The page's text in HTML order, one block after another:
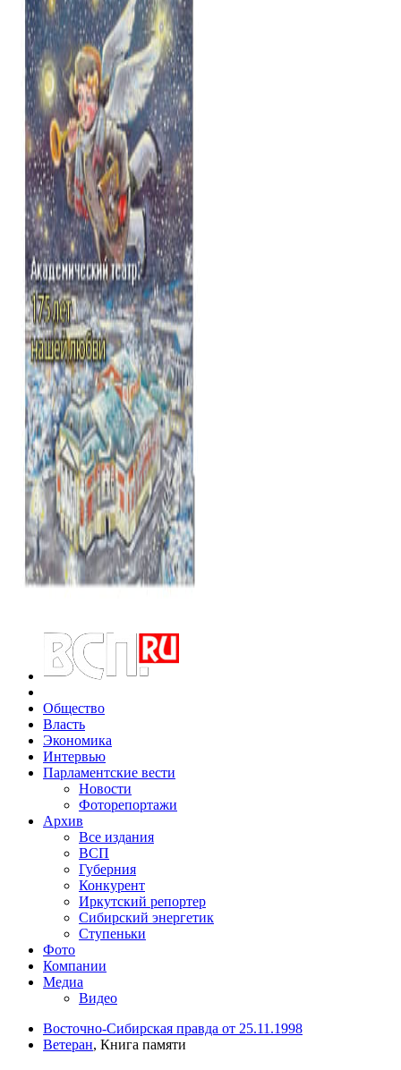
Общество
Власть
Экономика
Интервью
Парламентские вести
Новости
Фоторепортажи
Архив
Все издания
ВСП
Губерния
Конкурент
Иркутский репортер
Сибирский энергетик
Ступеньки
Фото
Компании
Медиа
Видео
Восточно-Сибирская правда от 25.11.1998
Ветеран, Книга памяти